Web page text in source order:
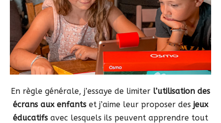
En règle générale, j’essaye de limiter l’utilisation des
écrans aux enfants et j’aime leur proposer des jeux
éducatifs avec lesquels ils peuvent apprendre tout